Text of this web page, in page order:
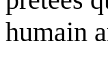
humain